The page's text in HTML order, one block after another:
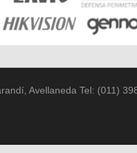
Avellaneda Tel: (011)